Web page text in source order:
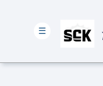
☰